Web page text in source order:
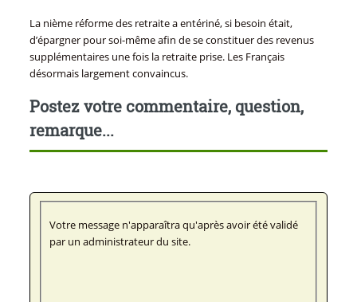
La nième réforme des retraite a entériné, si besoin était,
d’épargner pour soi-même afin de se constituer des revenus
supplémentaires une fois la retraite prise. Les Français
désormais largement convaincus.
Postez votre commentaire, question,
remarque...
Votre message n'apparaîtra qu'après avoir été validé
par un administrateur du site.